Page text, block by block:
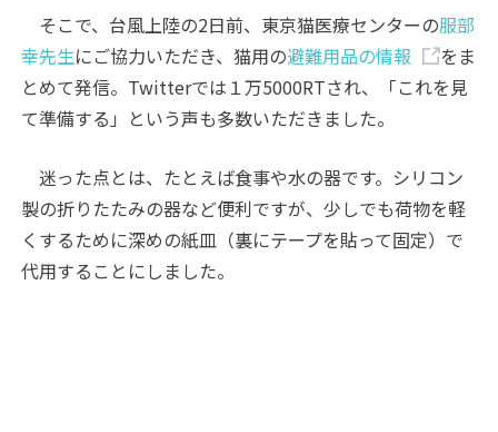
そこで、台風上陸の2日前、東京猫医療センターの服部
幸先生にご協力いただき、猫用の避難用品の情報
をま
とめて発信。Twitterでは１万5000RTされ、「これを見
て準備する」という声も多数いただきました。
迷った点とは、たとえば食事や水の器です。シリコン
製の折りたたみの器など便利ですが、少しでも荷物を軽
くするために深めの紙皿（裏にテープを貼って固定）で
代用することにしました。